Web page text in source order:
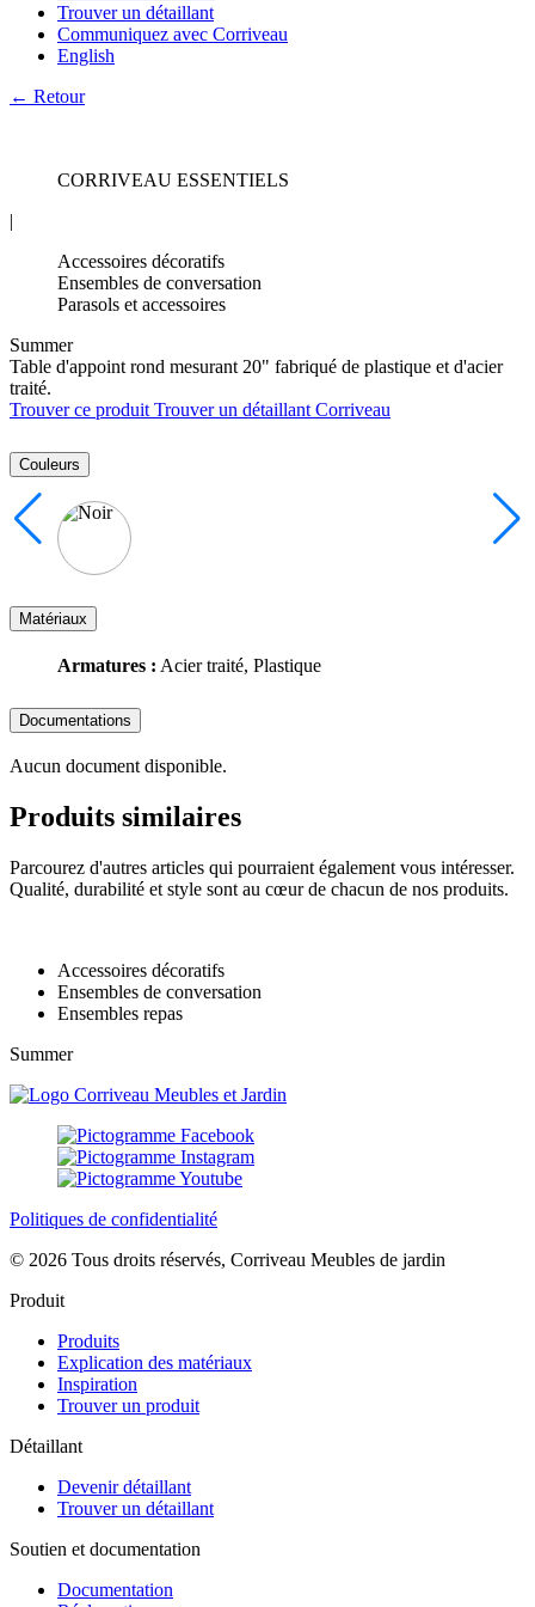
Trouver un détaillant
Communiquez avec Corriveau
English
← Retour
CORRIVEAU ESSENTIELS
|
Accessoires décoratifs
Ensembles de conversation
Parasols et accessoires
Summer
Table d'appoint rond mesurant 20" fabriqué de plastique et d'acier
traité.
Trouver ce produit Trouver un détaillant Corriveau
Couleurs
Matériaux
Armatures : Acier traité, Plastique
Documentations
Aucun document disponible.
Produits similaires
Parcourez d'autres articles qui pourraient également vous intéresser.
Qualité, durabilité et style sont au cœur de chacun de nos produits.
Accessoires décoratifs
Ensembles de conversation
Ensembles repas
Summer
Politiques de confidentialité
© 2026 Tous droits réservés, Corriveau Meubles de jardin
Produit
Produits
Explication des matériaux
Inspiration
Trouver un produit
Détaillant
Devenir détaillant
Trouver un détaillant
Soutien et documentation
Documentation